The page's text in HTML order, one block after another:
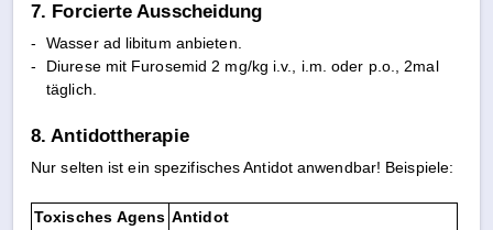
7. Forcierte Ausscheidung
-
Wasser ad libitum anbieten.
-
Diurese mit Furosemid 2 mg/kg i.v., i.m. oder p.o., 2mal
täglich.
8. Antidottherapie
Nur selten ist ein spezifisches Antidot anwendbar! Beispiele:
Toxisches Agens Antidot